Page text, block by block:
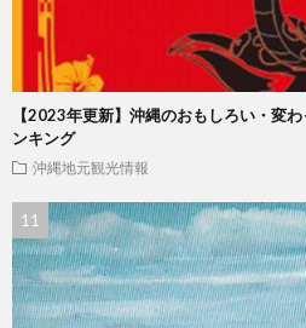
【2023年更新】沖縄のおもしろい・変
ンキング
沖縄地元観光情報